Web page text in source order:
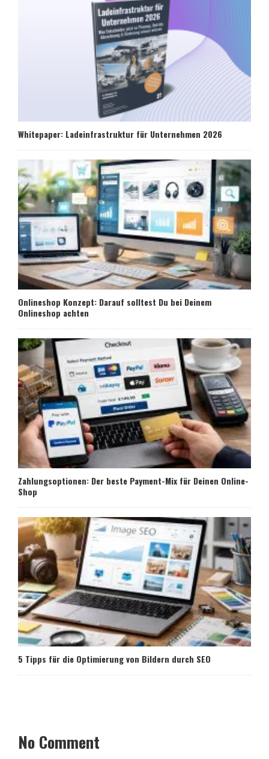
Whitepaper: Ladeinfrastruktur für Unternehmen 2026
Onlineshop Konzept: Darauf solltest Du bei Deinem
Onlineshop achten
Zahlungsoptionen: Der beste Payment-Mix für Deinen Online-
Shop
5 Tipps für die Optimierung von Bildern durch SEO
No Comment